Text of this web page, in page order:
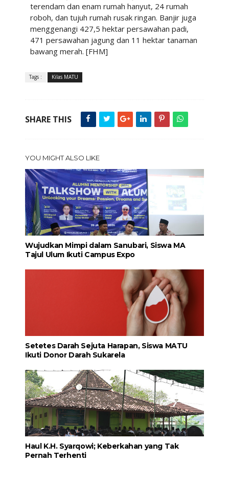
terendam dan enam rumah hanyut, 24 rumah
roboh, dan tujuh rumah rusak ringan. Banjir juga
menggenangi 427,5 hektar persawahan padi,
471 persawahan jagung dan 11 hektar tanaman
bawang merah. [FHM]
Tags : Kilas MATU
SHARE THIS
YOU MIGHT ALSO LIKE
Wujudkan Mimpi dalam Sanubari, Siswa MA
Tajul Ulum Ikuti Campus Expo
Setetes Darah Sejuta Harapan, Siswa MATU
Ikuti Donor Darah Sukarela
Haul K.H. Syarqowi; Keberkahan yang Tak
Pernah Terhenti